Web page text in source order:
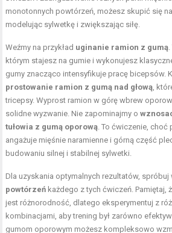
monotonnych powtórzeń, możesz skupić się
modelując sylwetkę i zwiększając siłę.
Weźmy na przykład uginanie ramion z gumą
którym stajesz na gumie i wykonujesz
gumy znacząco intensyfikuje pracę bicepsów.
prostowanie ramion z gumą nad głową ,
tricepsy. Wyprost ramion w górę wbrew
solidne wyzwanie. Nie zapominajmy o
tułowia z gumą oporową . To ćwiczenie,
angażuje mięśnie naramienne i górną część
budowaniu silnej i stabilnej sylwetki.
Dla uzyskania optymalnych rezultatów,
powtórzeń każdego z tych ćwiczeń. Pamiętaj,
jest różnorodność, dlatego eksperymentuj z
kombinacjami, aby trening był zarówno
gumom oporowym możesz kompleksowo